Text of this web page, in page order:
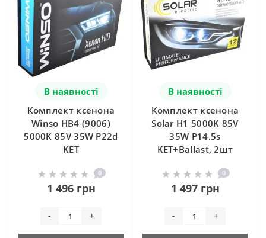
В наявності
Комплект ксенона
Winso HB4 (9006)
5000K 85V 35W P22d
KET
0
1 496 грн
- +
В наявності
Комплект ксенона
Solar H1 5000K 85V
35W P14.5s
KET+Ballast, 2шт
0
1 497 грн
- +